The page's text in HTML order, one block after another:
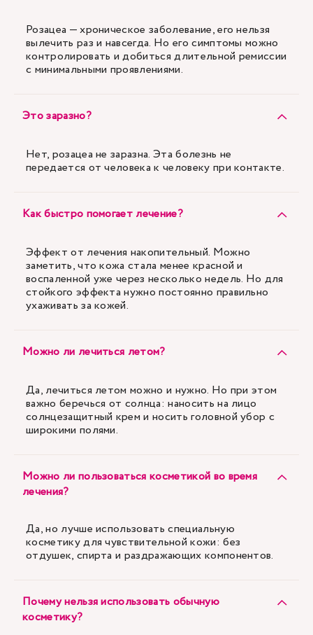
Розацеа — хроническое заболевание, его нельзя
вылечить раз и навсегда. Но его симптомы можно
контролировать и добиться длительной ремиссии
с минимальными проявлениями.
Это заразно?
Нет, розацеа не заразна. Эта болезнь не
передается от человека к человеку при контакте.
Как быстро помогает лечение?
Эффект от лечения накопительный. Можно
заметить, что кожа стала менее красной и
воспаленной уже через несколько недель. Но для
стойкого эффекта нужно постоянно правильно
ухаживать за кожей.
Можно ли лечиться летом?
Да, лечиться летом можно и нужно. Но при этом
важно беречься от солнца: наносить на лицо
солнцезащитный крем и носить головной убор с
широкими полями.
Можно ли пользоваться косметикой во время
лечения?
Да, но лучше использовать специальную
косметику для чувствительной кожи: без
отдушек, спирта и раздражающих компонентов.
Почему нельзя использовать обычную
косметику?